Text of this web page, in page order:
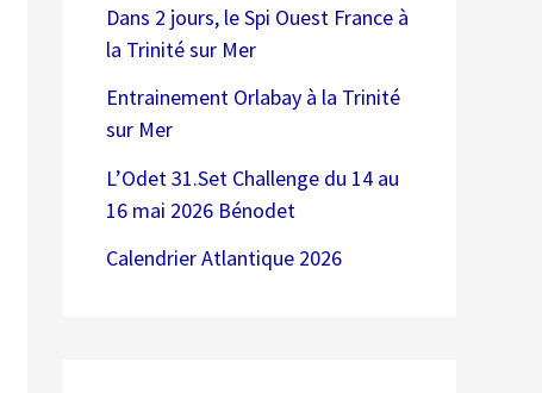
Dans 2 jours, le Spi Ouest France à
la Trinité sur Mer
Entrainement Orlabay à la Trinité
sur Mer
L’Odet 31.Set Challenge du 14 au
16 mai 2026 Bénodet
Calendrier Atlantique 2026